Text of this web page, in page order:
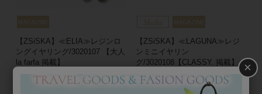
【ZSiSKA】≪ELIA≫レジンロ
ングイヤリング/3020107 【大人
la farfa 掲載】
11,000 税込
【ZSiSKA】≪LAGUNA≫レジ
ンミニイヤリン
グ/3020108【CLASSY. 掲載】
¥8,140 税込
×